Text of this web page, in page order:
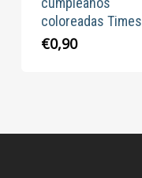
coloreadas Times
€0,90